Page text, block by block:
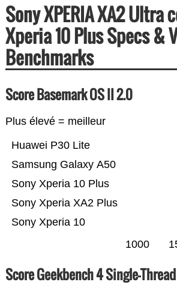
Sony XPERIA XA2 Ultra
Xperia 10 Plus Specs &
Benchmarks
Score Basemark OS II 2.0
Plus élevé = meilleur
Sony Xperia 10
Sony Xperia XA2 Plus
Sony Xperia 10 Plus
Samsung Galaxy A50
Huawei P30 Lite
1000
Score Geekbench 4 Single-Thread